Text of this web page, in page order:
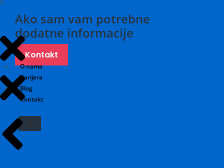
Ako sam vam potrebne
dodatne informacije
Kontakt
O nama
Karijera
Blog
Kontakt
X